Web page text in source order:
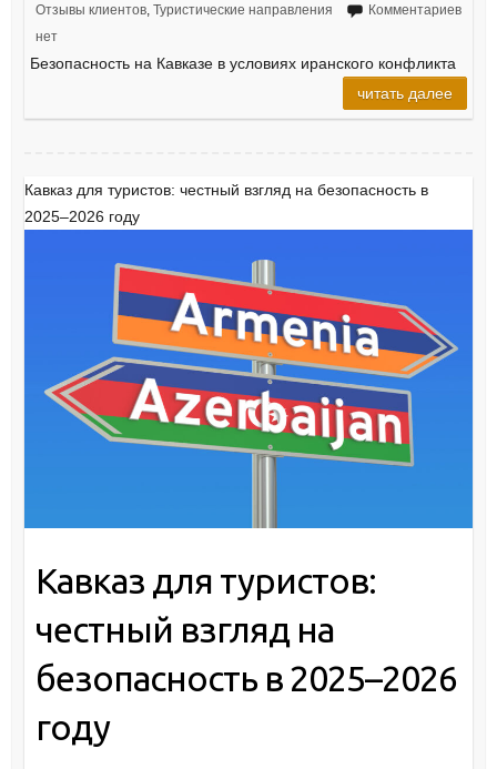
Отзывы клиентов, Туристические направления
Комментариев
нет
Безопасность на Кавказе в условиях иранского конфликта
читать далее
Кавказ для туристов: честный взгляд на безопасность в
2025–2026 году
Кавказ для туристов:
честный взгляд на
безопасность в 2025–2026
году